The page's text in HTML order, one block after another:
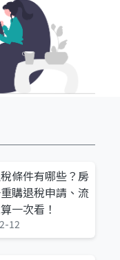
條件有哪些？房
購退稅申請、流
一次看！
12